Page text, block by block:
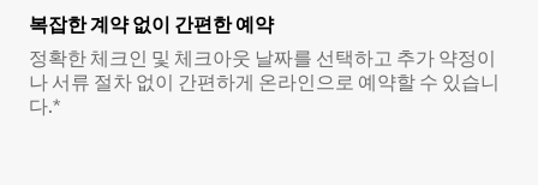
복잡한 계약 없이 간편한 예약
정확한 체크인 및 체크아웃 날짜를 선택하고 추가 약정이
나 서류 절차 없이 간편하게 온라인으로 예약할 수 있습니
다.*